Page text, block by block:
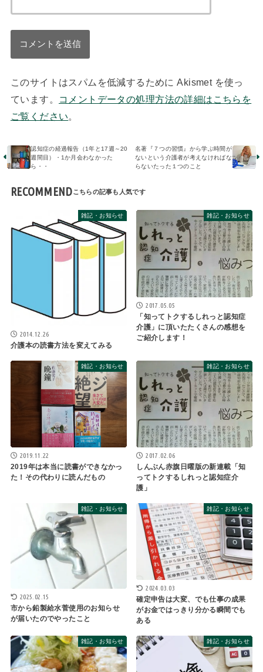
このサイトはスパムを低減するために Akismet を使っ
ています。
コメントデータの処理方法の詳細はこちらを
ご覧ください。
認知症の経過報告（1年と17週～20
週間目）・1か月会わなかった
ら・・
名著『７つの習慣』から学ぶ時間が
ないという介護者が考えなければな
らないたった１つのこと
RECOMMEND
雑記・お知らせ
2014.12.26
介護本の読書方法を変えてみる
雑記・お知らせ
2017.05.05
「知ってトクするしれっと認知症
介護」に頂いたたくさんの感想を
ご紹介します！
雑記・お知らせ
2019.11.22
2019年は本当に読書ができなかっ
た！その代わりに読んだもの
雑記・お知らせ
2017.02.06
しんぶん赤旗日曜版の新連載「知
ってトクするしれっと認知症介
護」
雑記・お知らせ
2025.02.15
市から鉛製給水菅使用のお知らせ
が届いたのでやったこと
雑記・お知らせ
2024.03.03
確定申告は大変、でも仕事の成果
がお金ではっきり分かる瞬間でも
ある
雑記・お知らせ 雑記・お知らせ